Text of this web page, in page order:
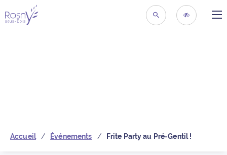
Retour à la pageRECHERCHER
Accueil Événements Frite Party au Pré-Gentil !